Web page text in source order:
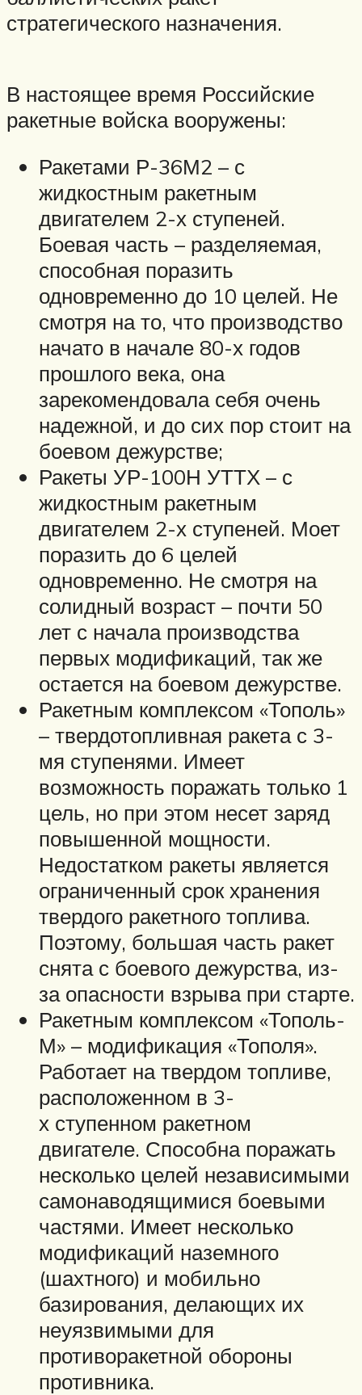
стратегического назначения.
В настоящее время Российские
ракетные войска вооружены:
Ракетами Р-36М2 – с
жидкостным ракетным
двигателем 2-х ступеней.
Боевая часть – разделяемая,
способная поразить
одновременно до 10 целей. Не
смотря на то, что производство
начато в начале 80-х годов
прошлого века, она
зарекомендовала себя очень
надежной, и до сих пор стоит на
боевом дежурстве;
Ракеты УР-100Н УТТХ – с
жидкостным ракетным
двигателем 2-х ступеней. Моет
поразить до 6 целей
одновременно. Не смотря на
солидный возраст – почти 50
лет с начала производства
первых модификаций, так же
остается на боевом дежурстве.
Ракетным комплексом «Тополь»
– твердотопливная ракета с 3-
мя ступенями. Имеет
возможность поражать только 1
цель, но при этом несет заряд
повышенной мощности.
Недостатком ракеты является
ограниченный срок хранения
твердого ракетного топлива.
Поэтому, большая часть ракет
снята с боевого дежурства, из-
за опасности взрыва при старте.
Ракетным комплексом «Тополь-
М» – модификация «Тополя».
Работает на твердом топливе,
расположенном в 3-
х ступенном ракетном
двигателе. Способна поражать
несколько целей независимыми
самонаводящимися боевыми
частями. Имеет несколько
модификаций наземного
(шахтного) и мобильно
базирования, делающих их
неуязвимыми для
противоракетной обороны
противника.